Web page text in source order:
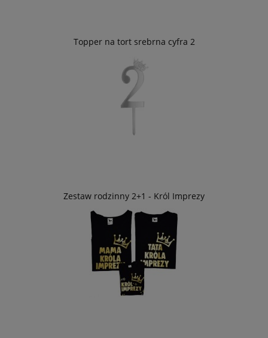
Topper na tort srebrna cyfra 2
Zestaw rodzinny 2+1 - Król Imprezy